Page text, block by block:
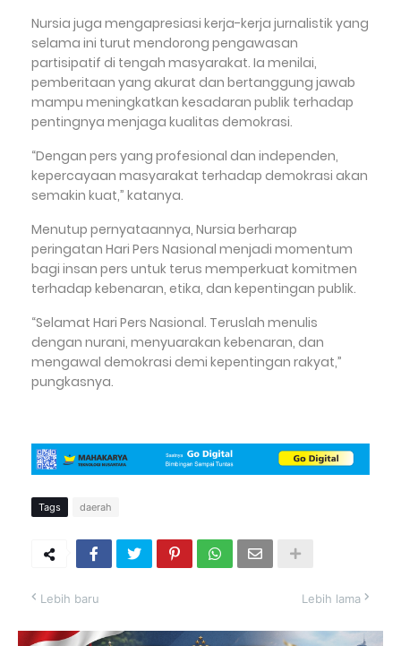
Nursia juga mengapresiasi kerja-kerja jurnalistik yang
selama ini turut mendorong pengawasan
partisipatif di tengah masyarakat. Ia menilai,
pemberitaan yang akurat dan bertanggung jawab
mampu meningkatkan kesadaran publik terhadap
pentingnya menjaga kualitas demokrasi.
“Dengan pers yang profesional dan independen,
kepercayaan masyarakat terhadap demokrasi akan
semakin kuat,” katanya.
Menutup pernyataannya, Nursia berharap
peringatan Hari Pers Nasional menjadi momentum
bagi insan pers untuk terus memperkuat komitmen
terhadap kebenaran, etika, dan kepentingan publik.
“Selamat Hari Pers Nasional. Teruslah menulis
dengan nurani, menyuarakan kebenaran, dan
mengawal demokrasi demi kepentingan rakyat,”
pungkasnya.
Tags daerah
Lebih baru Lebih lama